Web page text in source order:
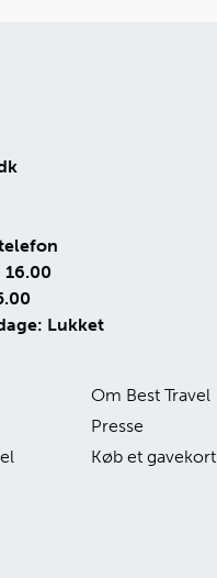
Lukket
Om Best Travel
Presse
Køb et gavekort